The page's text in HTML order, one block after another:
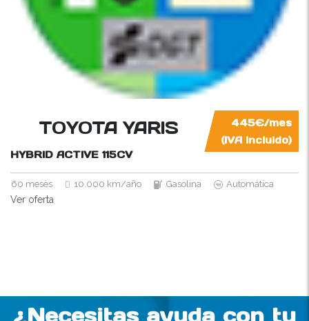
445€/mes
(IVA incluido)
TOYOTA YARIS
HYBRID ACTIVE 115CV
60 meses 10.000 km/año Gasolina Automática
Ver oferta
¿Necesitas ayuda con tu